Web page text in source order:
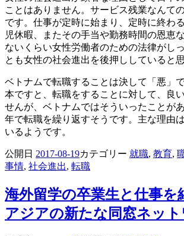
ことはありません。サービス残業なんて
です。仕事が定時に始まり、定時に終わ
児休暇、またその手当や勤務時間の恩恵
ないくらい女性労働者のための法律がし
とも女性の社会進出を後押ししていると思
ベトナムで転職することは決して「悪」
本ですと、転職をすることに対して、良
せんが、ベトナムではそういったことが
年で転職を繰り返すそうです。主な理由
いるようです。
公開日 2017-08-19カテゴリー 就職, 教育,
事情, 社会進出, 転職
海外留学の卒業生と仕事を
アジアの新たな同窓ネット